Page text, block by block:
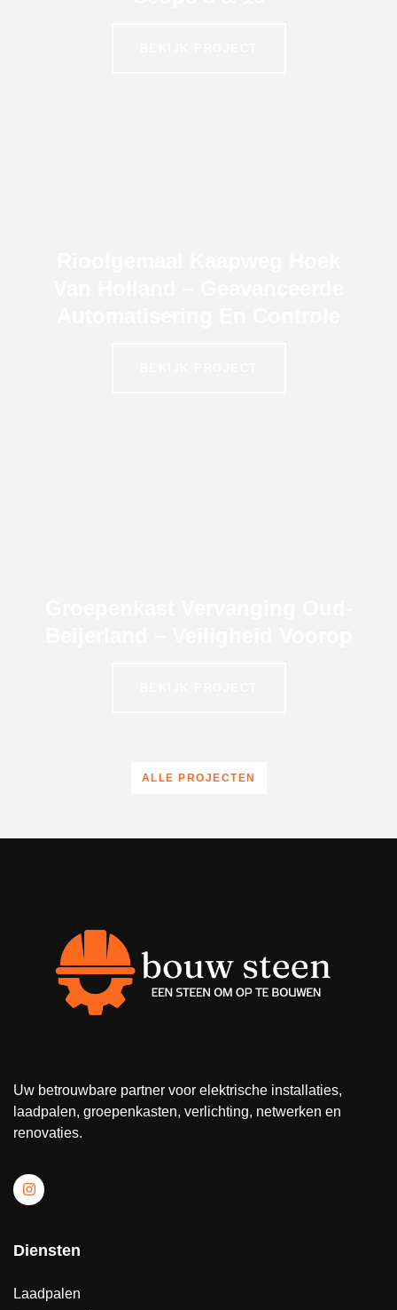
ALLE PROJECTEN
Uw betrouwbare partner voor elektrische installaties,
laadpalen, groepenkasten, verlichting, netwerken en
renovaties.
Diensten
Laadpalen